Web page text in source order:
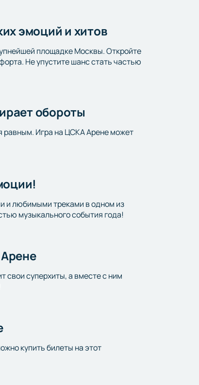
эмоций и хитов
площадке Москвы. Откройте
Не упустите шанс стать частью
обороты
равным. Игра на ЦСКА Арене может
и любимыми треками в одном из
музыкального события года!
свои суперхиты, а вместе с ним
купить билеты на этот